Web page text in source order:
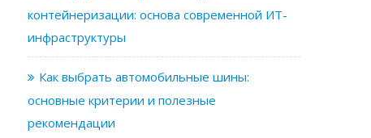
контейнеризации: основа современной ИТ-
инфраструктуры
Как выбрать автомобильные шины:
основные критерии и полезные
рекомендации